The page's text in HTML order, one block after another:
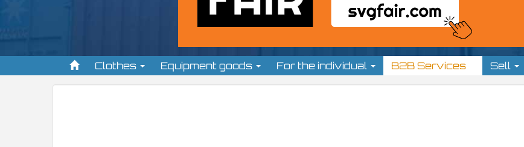
Clothes Equipment goods For the individual B2B Services Sell